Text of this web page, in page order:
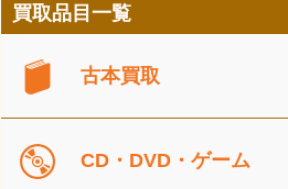
買取品目一覧
古本買取
CD・DVD・ゲーム